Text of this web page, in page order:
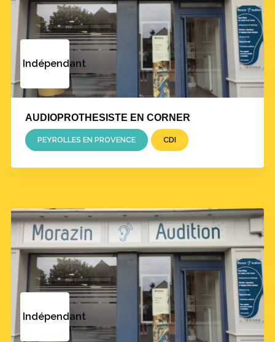
Indépendant
AUDIOPROTHESISTE EN CORNER
PEYROLLES EN PROVENCE CDI
Indépendant